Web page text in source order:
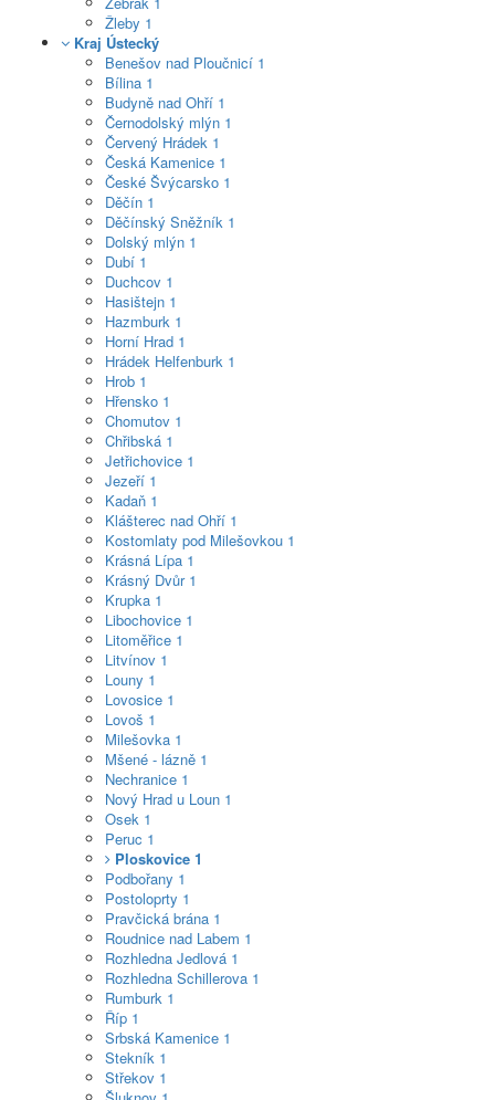
Žleby 1
Kraj Ústecký
Benešov nad Ploučnicí 1
Bílina 1
Budyně nad Ohří 1
Černodolský mlýn 1
Červený Hrádek 1
Česká Kamenice 1
České Švýcarsko 1
Děčín 1
Děčínský Sněžník 1
Dolský mlýn 1
Dubí 1
Duchcov 1
Hasištejn 1
Hazmburk 1
Horní Hrad 1
Hrádek Helfenburk 1
Hrob 1
Hřensko 1
Chomutov 1
Chřibská 1
Jetřichovice 1
Jezeří 1
Kadaň 1
Klášterec nad Ohří 1
Kostomlaty pod Milešovkou 1
Krásná Lípa 1
Krásný Dvůr 1
Krupka 1
Libochovice 1
Litoměřice 1
Litvínov 1
Louny 1
Lovosice 1
Lovoš 1
Milešovka 1
Mšené - lázně 1
Nechranice 1
Nový Hrad u Loun 1
Osek 1
Peruc 1
Ploskovice 1
Podbořany 1
Postoloprty 1
Pravčická brána 1
Roudnice nad Labem 1
Rozhledna Jedlová 1
Rozhledna Schillerova 1
Rumburk 1
Říp 1
Srbská Kamenice 1
Stekník 1
Střekov 1